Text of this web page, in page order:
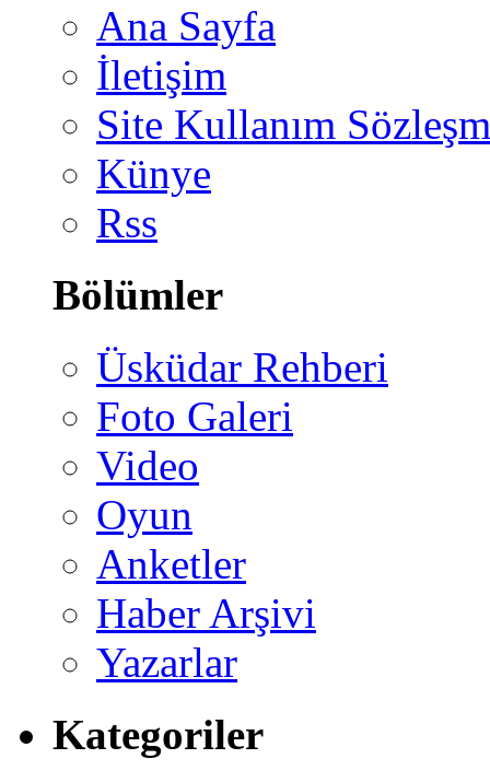
Ana Sayfa
İletişim
Site Kullanım
Künye
Rss
Bölümler
Üsküdar Rehberi
Foto Galeri
Video
Oyun
Anketler
Haber Arşivi
Yazarlar
Kategoriler